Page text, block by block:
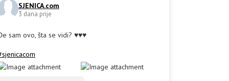
SJENICA.com
3 dana prije
sam ovo, šta se vidi? ♥️♥️♥️